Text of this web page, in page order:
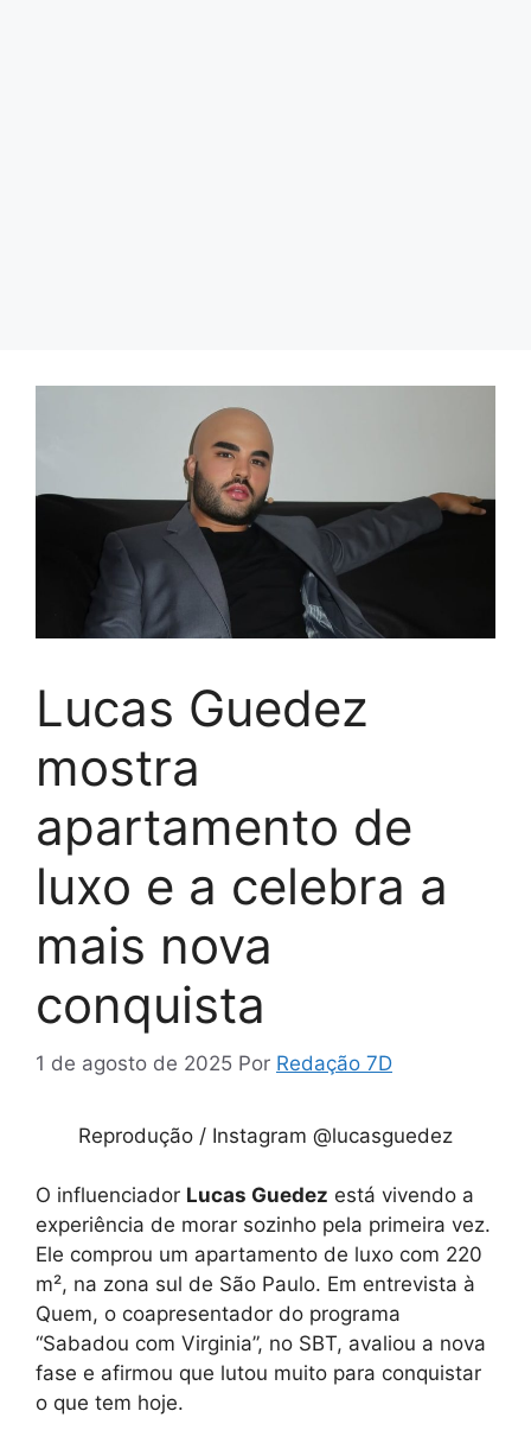
Lucas Guedez
mostra
apartamento de
luxo e a celebra a
mais nova
conquista
1 de agosto de 2025 Por Redação 7D
Reprodução / Instagram @lucasguedez
O influenciador Lucas Guedez está vivendo a
experiência de morar sozinho pela primeira vez.
Ele comprou um apartamento de luxo com 220
m², na zona sul de São Paulo. Em entrevista à
Quem, o coapresentador do programa
“Sabadou com Virginia”, no SBT, avaliou a nova
fase e afirmou que lutou muito para conquistar
o que tem hoje.